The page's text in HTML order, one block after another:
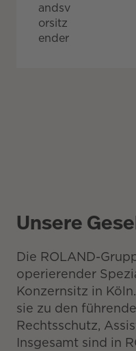
andsv
orsitz
ender
Unsere
Die ROLAND-
operierender
Konzernsitz in
sie zu den
Rechtsschutz,
Insgesamt sind in